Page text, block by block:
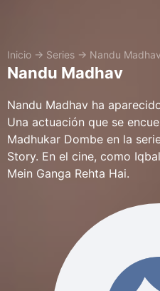
Inicio → Series → Nandu Madhav
Nandu Madhav
Nandu Madhav ha
Una actuación que se
Madhukar Dombe en la
Story. En el cine, como
Mein Ganga Rehta Hai.